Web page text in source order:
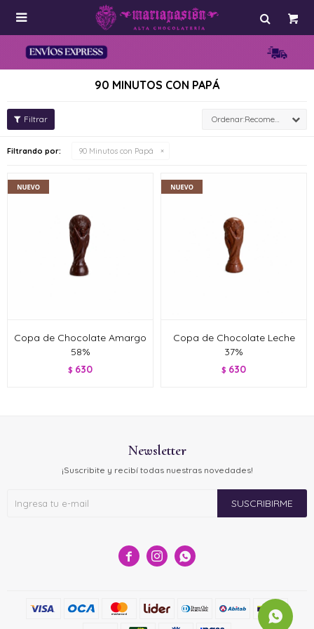

90 MINUTOS CON PAPÁ
Recomendados
Filtrando por: 90 Minutos con Papá
Copa de Chocolate Amargo
58%
$ 630
Copa de Chocolate Leche
37%
$ 630
  
Newsletter
¡Suscribite y recibí todas nuestras novedades!
SUSCRIBIRME